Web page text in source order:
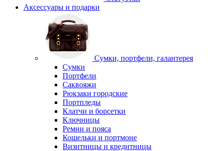
Аксессуары и подарки
Сумки, портфели, галантерея
Сумки
Портфели
Саквояжи
Рюкзаки городские
Портпледы
Клатчи и борсетки
Ключницы
Ремни и пояса
Кошельки и портмоне
Визитницы и кредитницы